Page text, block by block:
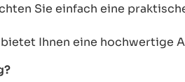
Sie einfach eine
Ihnen eine